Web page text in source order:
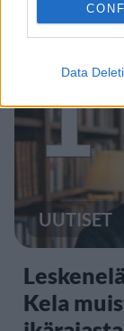
Data
Staran
1
UUTISET
Kela